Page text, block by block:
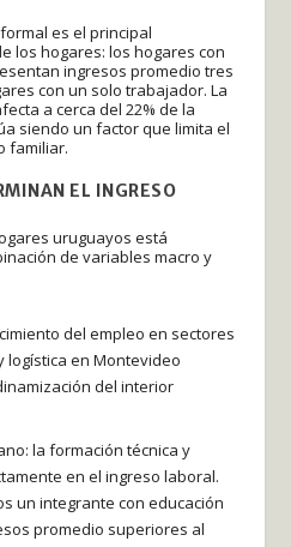
es el principal
los hogares: los hogares con
ingresos promedio tres
con un solo trabajador. La
a cerca del 22% de la
siendo un factor que limita el
familiar.
EL INGRESO
uruguayos está
de variables macro y
del empleo en sectores
logística en Montevideo
del interior
la formación técnica y
en el ingreso laboral.
un integrante con educación
promedio superiores al